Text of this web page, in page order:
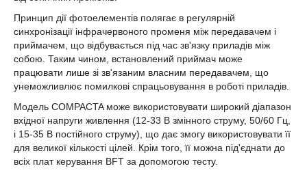
Принцип дії фотоелементів полягає в регулярній
синхронізації інфрачервоного променя між передавачем і
приймачем, що відбувається під час зв'язку приладів між
собою. Таким чином, встановлений приймач може
працювати лише зі зв'язаним власним передавачем, що
унеможливлює помилкові спрацьовування в роботі приладів.
Модель COMPACTA може використовувати широкий діапазон
вхідної напруги живлення (12-33 В змінного струму, 50/60 Гц,
і 15-35 В постійного струму), що дає змогу використовувати її
для великої кількості цілей. Крім того, її можна під'єднати до
всіх плат керування BFT за допомогою тесту.